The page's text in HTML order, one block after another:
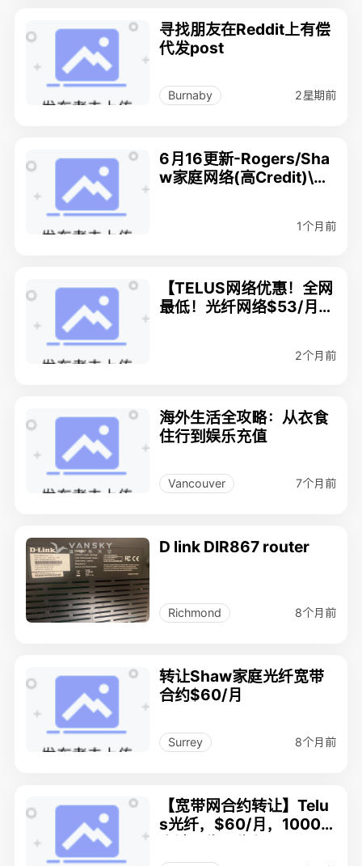
寻找朋友在Reddit上有偿
代发post
Burnaby 2星期前
6月16更新-Rogers/Sha
w家庭网络(高Credit)\手
1个月前
【TELUS网络优惠！全网
最低！光纤网络$53/月
2个月前
海外生活全攻略：从衣食
住行到娱乐充值
Vancouver 7个月前
D link DIR867 router
Richmond 8个月前
转让Shaw家庭光纤宽带
合约$60/月
Surrey 8个月前
【宽带网合约转让】Telu
s光纤，$60/月，1000M